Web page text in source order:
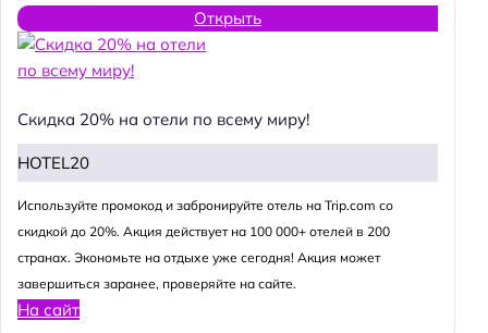
Открыть
Скидка 20% на отели по всему миру!
HOTEL20
Используйте промокод и забронируйте отель на Trip.com со
скидкой до 20%. Акция действует на 100 000+ отелей в 200
странах. Экономьте на отдыхе уже сегодня! Акция может
завершиться заранее, проверяйте на сайте.
На сайт